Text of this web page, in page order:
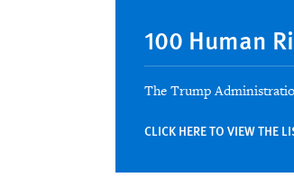
100 Human
The Trump
CLICK HERE TO VIEW THE